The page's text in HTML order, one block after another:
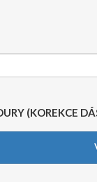
(KOREKCE